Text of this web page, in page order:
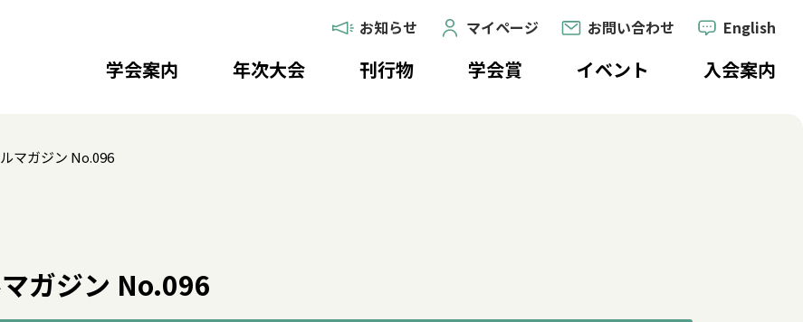
お知らせ マイページ お問い合わせ English
学会案内 年次大会 刊行物 学会賞 イベント 入会案内
マガジン No.096
ガジン No.096